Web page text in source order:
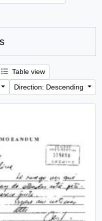
Table view
Direction: Descending